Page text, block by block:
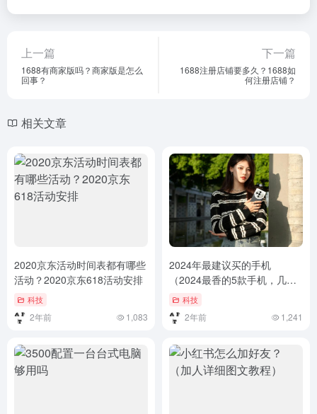
上一篇
1688有商家版吗？商家版是怎么
回事？
下一篇
1688注册店铺要多久？1688如
何注册店铺？
相关文章
2020京东活动时间表都有哪些
活动？2020京东618活动安排
科技
2年前 1,083
2024年最建议买的手机
（2024最香的5款手机，几乎
“零差评”配置水桶，口碑公
认）2024最香的5款手机，几
乎“零差评”配置水桶，口碑公
科技
2年前 1,241